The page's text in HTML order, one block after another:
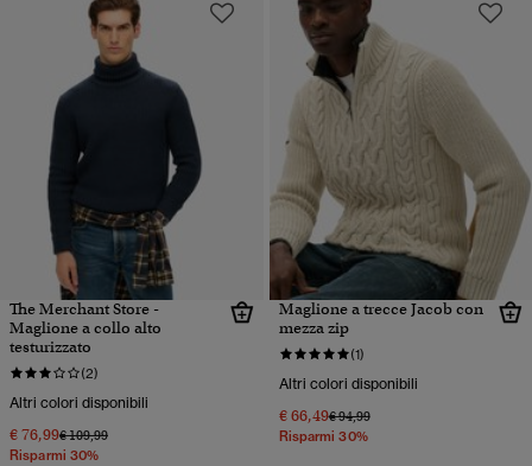
The Merchant Store -
Maglione a collo alto
testurizzato
(2)
Altri colori disponibili
€ 76,99Prezzo ridotto da
€ 109,99a
Risparmi 30%
Maglione a trecce Jacob con
mezza zip
(1)
Altri colori disponibili
€ 66,49Prezzo ridotto da
€ 94,99a
Risparmi 30%